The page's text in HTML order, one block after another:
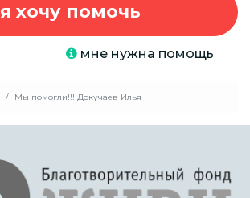
я хочу помочь
мне нужна помощь
Мы помогли!!! Докучаев Илья